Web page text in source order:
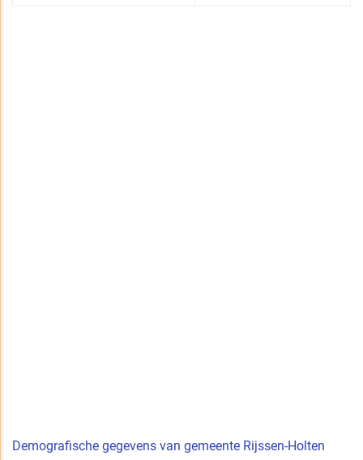
Demografische gegevens van gemeente Rijssen-Holten